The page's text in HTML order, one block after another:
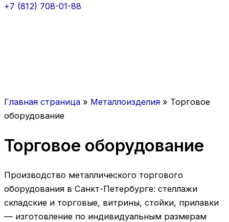
+7 (812) 708-01-88
Главная страница » Металлоизделия » Торговое
оборудование
Торговое оборудование
Производство металлического торгового
оборудования в Санкт-Петербурге: стеллажи
складские и торговые, витрины, стойки, прилавки
— изготовление по индивидуальным размерам